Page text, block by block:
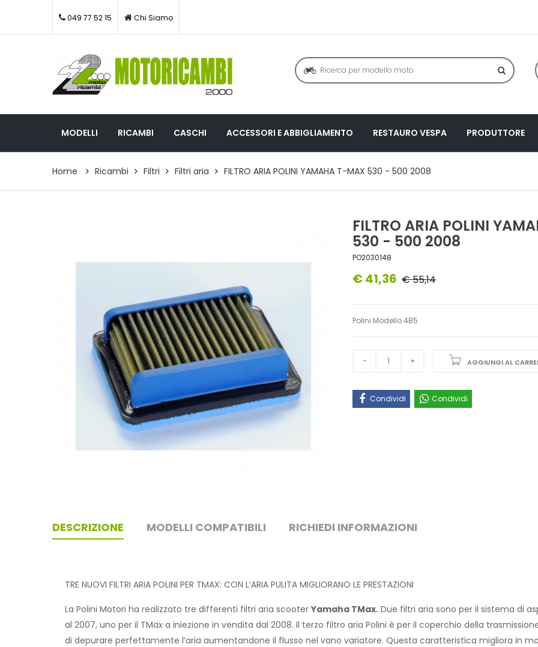
049 77 52 15 Chi Siamo
MODELLI RICAMBI CASCHI ACCESSORI E ABBIGLIAMENTO RESTAURO VESPA PRODUTTORE
Home Ricambi Filtri Filtri aria FILTRO ARIA POLINI YAMAHA T-MAX 530 - 500 2008
FILTRO ARIA POLINI
530 - 500 2008
PO2030148
€ 41,36 € 55,14
Polini Modello 4B5
AGGIUNGI AL
Condividi Condividi
DESCRIZIONE MODELLI COMPATIBILI RICHIEDI INFORMAZIONI
TRE NUOVI FILTRI ARIA POLINI PER TMAX: CON L’ARIA PULITA MIGLIORANO LE PRESTAZIONI
La Polini Motori ha realizzato tre differenti filtri aria scooterYamaha TMax. Due filtri aria sono per il sistema di
al 2007, uno per il TMax a iniezione in vendita dal 2008. Il terzo filtro aria Polini è per il coperchio della
di depurare perfettamente l’aria aumentandone il flusso nel vano variatore. Questa caratteristica migliora in